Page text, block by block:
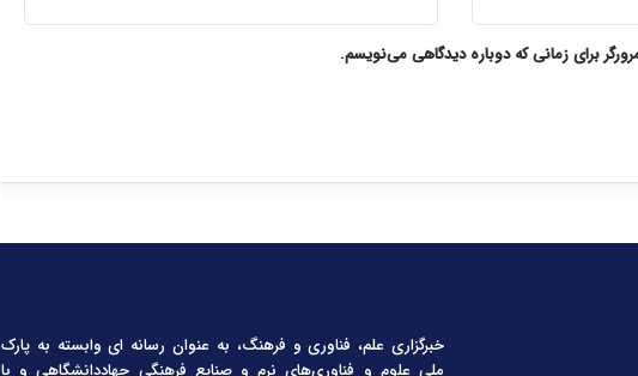
برای زمانی که دوباره دیدگاهی می‌نویسم.
خبرگزاری علم، فناوری و فرهنگ، به عنوان رسانه ای وابسته به پارک
ملی علوم و فناوری‌های نرم و صنایع فرهنگیِ جهاددانشگاهی و با